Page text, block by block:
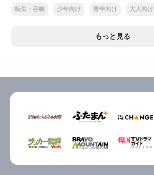
転生・召喚 少年向け 青年向け 大人向け
もっと見る